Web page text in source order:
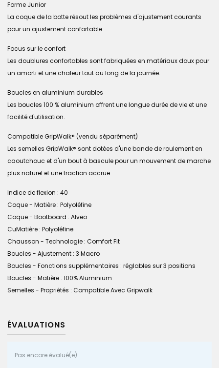
Forme Junior
La coque de la botte résout les problèmes d'ajustement courants
pour un ajustement confortable.
Focus sur le confort
Les doublures confortables sont fabriquées en matériaux doux pour
un amorti et une chaleur tout au long de la journée.
Boucles en aluminium durables
Les boucles 100 % aluminium offrent une longue durée de vie et une
facilité d'utilisation.
Compatible GripWalk® (vendu séparément)
Les semelles GripWalk® sont dotées d'une bande de roulement en
caoutchouc et d'un bout à bascule pour un mouvement de marche
plus naturel et une traction accrue
Indice de flexion : 40
Coque - Matière : Polyoléfine
Coque - Bootboard : Alveo
CuMatière : Polyoléfine
Chausson - Technologie : Comfort Fit
Boucles - Ajustement : 3 Macro
Boucles - Fonctions supplémentaires : réglables sur 3 positions
Boucles - Matière : 100% Aluminium
Semelles - Propriétés : Compatible Avec Gripwalk
ÉVALUATIONS
Pas encore évalué(e)